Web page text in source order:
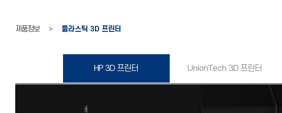
제품정보 > 플라스틱 3D 프린터
HP 3D 프린터 UnionTech 3D 프린터